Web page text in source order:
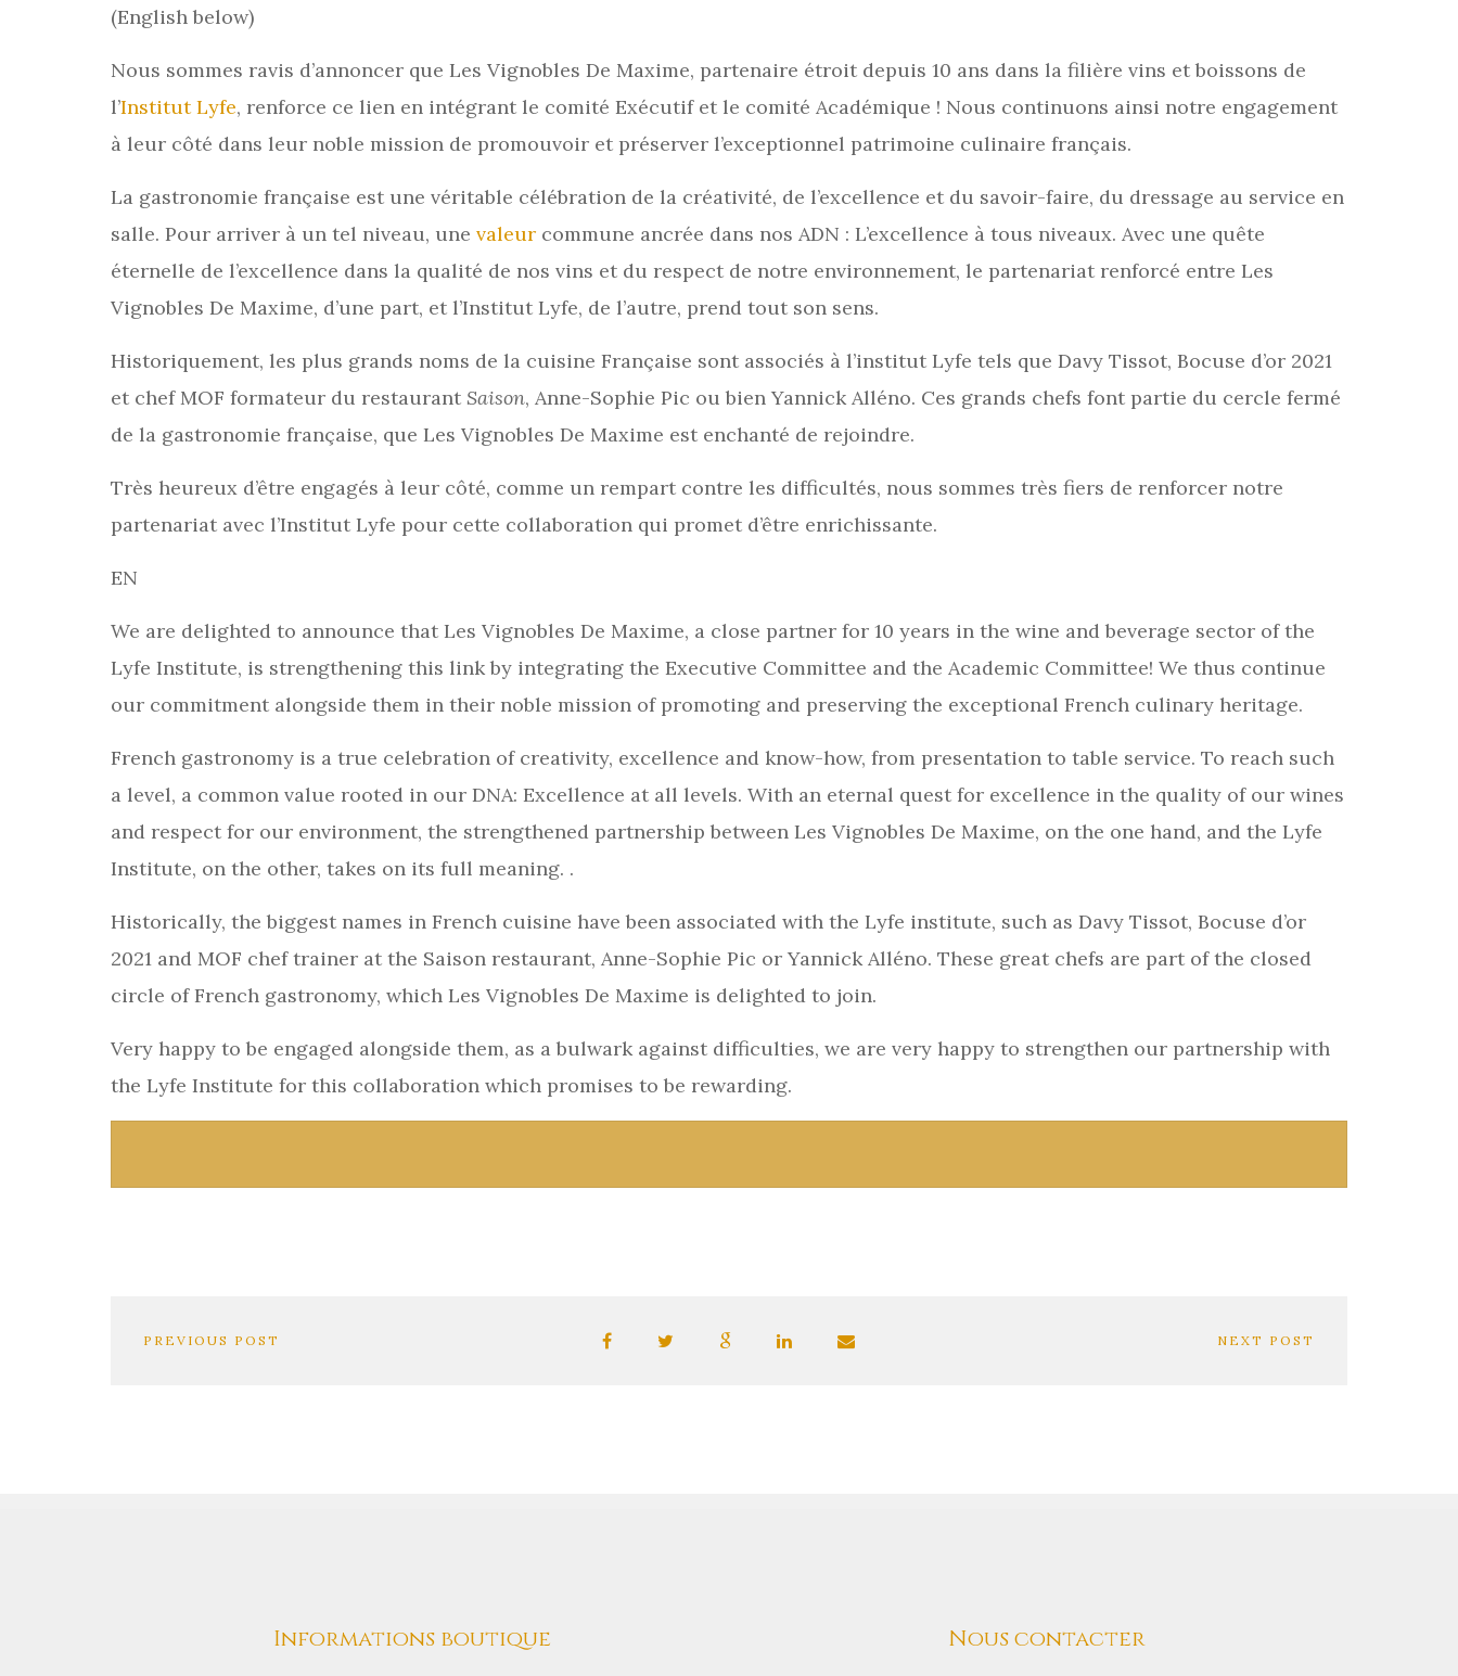
(English below)
Nous sommes ravis d’annoncer que Les Vignobles De Maxime, partenaire étroit depuis 10 ans dans la filière vins et boissons de
l’Institut Lyfe, renforce ce lien en intégrant le comité Exécutif et le comité Académique ! Nous continuons ainsi notre engagement
à leur côté dans leur noble mission de promouvoir et préserver l’exceptionnel patrimoine culinaire français.
La gastronomie française est une véritable célébration de la créativité, de l’excellence et du savoir-faire, du dressage au service en
salle. Pour arriver à un tel niveau, une valeur commune ancrée dans nos ADN : L’excellence à tous niveaux. Avec une quête
éternelle de l’excellence dans la qualité de nos vins et du respect de notre environnement, le partenariat renforcé entre Les
Vignobles De Maxime, d’une part, et l’Institut Lyfe, de l’autre, prend tout son sens.
Historiquement, les plus grands noms de la cuisine Française sont associés à l’institut Lyfe tels que Davy Tissot, Bocuse d’or 2021
et chef MOF formateur du restaurant Saison, Anne-Sophie Pic ou bien Yannick Alléno. Ces grands chefs font partie du cercle fermé
de la gastronomie française, que Les Vignobles De Maxime est enchanté de rejoindre.
Très heureux d’être engagés à leur côté, comme un rempart contre les difficultés, nous sommes très fiers de renforcer notre
partenariat avec l’Institut Lyfe pour cette collaboration qui promet d’être enrichissante.
EN
We are delighted to announce that Les Vignobles De Maxime, a close partner for 10 years in the wine and beverage sector of the
Lyfe Institute, is strengthening this link by integrating the Executive Committee and the Academic Committee! We thus continue
our commitment alongside them in their noble mission of promoting and preserving the exceptional French culinary heritage.
French gastronomy is a true celebration of creativity, excellence and know-how, from presentation to table service. To reach such
a level, a common value rooted in our DNA: Excellence at all levels. With an eternal quest for excellence in the quality of our wines
and respect for our environment, the strengthened partnership between Les Vignobles De Maxime, on the one hand, and the Lyfe
Institute, on the other, takes on its full meaning. .
Historically, the biggest names in French cuisine have been associated with the Lyfe institute, such as Davy Tissot, Bocuse d’or
2021 and MOF chef trainer at the Saison restaurant, Anne-Sophie Pic or Yannick Alléno. These great chefs are part of the closed
circle of French gastronomy, which Les Vignobles De Maxime is delighted to join.
Very happy to be engaged alongside them, as a bulwark against difficulties, we are very happy to strengthen our partnership with
the Lyfe Institute for this collaboration which promises to be rewarding.
PREVIOUS POST NEXT POST
Informations boutique Nous contacter